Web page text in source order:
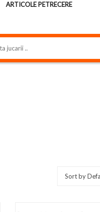
ARTICOLE PETRECERE
Sort by